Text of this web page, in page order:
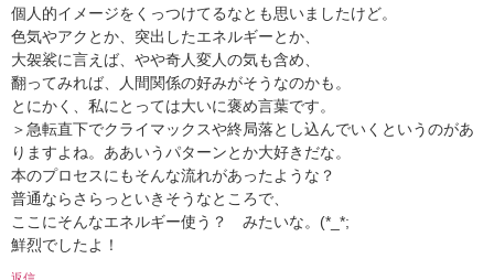
個人的イメージをくっつけてるなとも思いましたけど。
色気やアクとか、突出したエネルギーとか、
大袈裟に言えば、やや奇人変人の気も含め、
翻ってみれば、人間関係の好みがそうなのかも。
とにかく、私にとっては大いに褒め言葉です。
＞急転直下でクライマックスや終局落とし込んでいくというのがあ
りますよね。ああいうパターンとか大好きだな。
本のプロセスにもそんな流れがあったような？
普通ならさらっといきそうなところで、
ここにそんなエネルギー使う？ みたいな。(*_*;
鮮烈でしたよ！